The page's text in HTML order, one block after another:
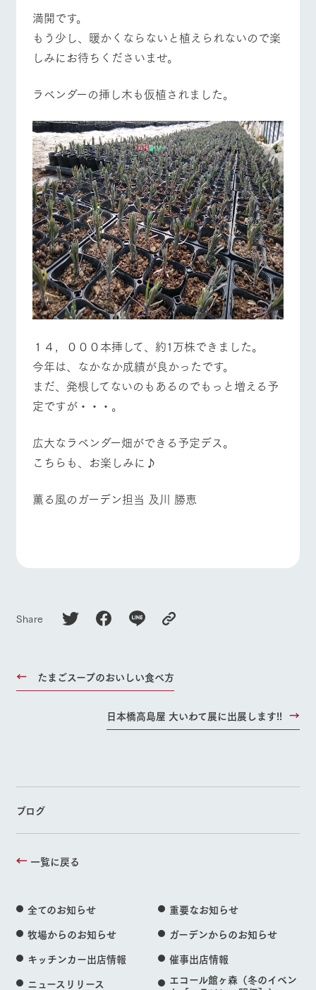
お連れの
お客様へ
お問い合
わせ・資 牧場内を巡る周
遊バスのご案内
個人情報取扱いについて
営業時間・料金
お客様へ
満開です。
もう少し、暖かくならないと植えられないので楽
しみにお待ちくださいませ。
ラベンダーの挿し木も仮植されました。
１４，０００本挿して、約1万株できました。
今年は、なかなか成績が良かったです。
まだ、発根してないのもあるのでもっと増える予
定ですが・・・。
広大なラベンダー畑ができる予定デス。
こちらも、お楽しみに♪
薫る風のガーデン担当 及川 勝恵
Share
たまごスープのおいしい食べ方
日本橋高島屋 大いわて展に出展します!!
ブログ
一覧に戻る
全てのお知らせ
重要なお知らせ
牧場からのお知らせ
ガーデンからのお知らせ
キッチンカー出店情報
催事出店情報
ニュースリリース
エコール館ヶ森（冬のイベン